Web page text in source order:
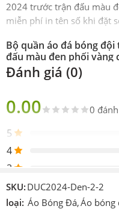
2024 trước trận đấu màu
miễn phí in tên số khi đặt
Bộ quần áo đá bóng
đấu màu đen phối vàng
Phiên
Gai mịn thái
Sản
Gồm 1 áo 1 quần
Thiết
kế
Chi tiết
Đánh giá (0)
0.00 0
5
4
3
2
1
SKU: DUC2024-Den-2-2
loại: Áo Bóng Đá,Áo bóng